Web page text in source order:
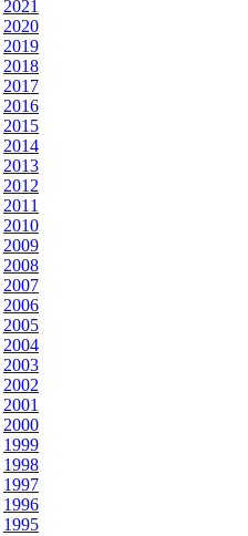
2021
2020
2019
2018
2017
2016
2015
2014
2013
2012
2011
2010
2009
2008
2007
2006
2005
2004
2003
2002
2001
2000
1999
1998
1997
1996
1995